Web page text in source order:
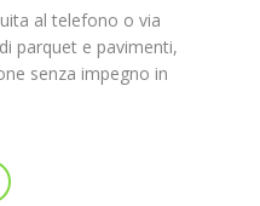
al telefono o via
parquet e pavimenti,
senza impegno in